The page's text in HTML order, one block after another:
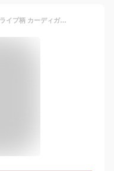
羽織 レディース メンズ 七分袖 ストライプ柄 カーディガン トップス アウター カップル 着物 浴衣 薄手 夏用 花火大会 男女兼用 UVカット きれいめ おしゃれ 送料無料